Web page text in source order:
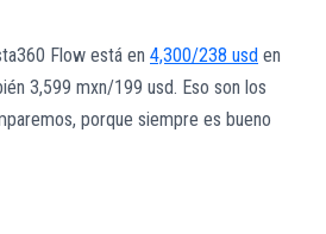
Flow está en 4,300/238 usd en
3,599 mxn/199 usd. Eso son los
porque siempre es bueno